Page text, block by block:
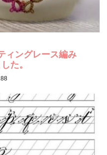
ィングレース編み
た。